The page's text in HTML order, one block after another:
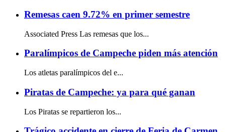
Remesas caen 9.72% en primer semestre
Associated Press Las remesas que los...
Paralímpicos de Campeche piden más atención
Los atletas paralímpicos del e...
Piratas de Campeche: ya para qué ganan
Los Piratas se repartieron los...